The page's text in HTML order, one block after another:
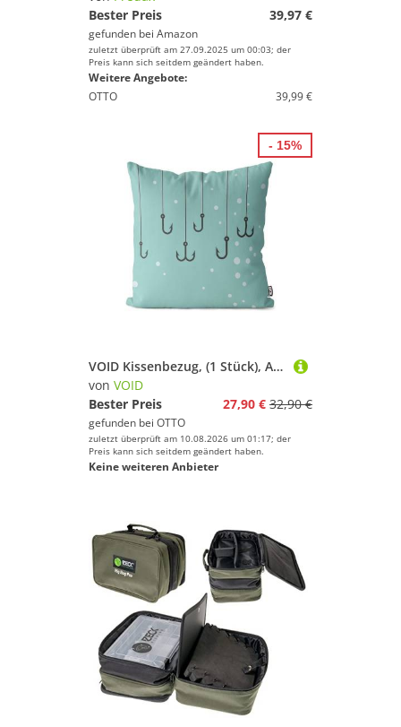
Bester Preis
39,97 €
gefunden bei Amazon
zuletzt überprüft am 27.09.2025 um 00:03; der
Preis kann sich seitdem geändert haben.
Weitere Angebote:
OTTO
39,99 €
VOID Kissenbezug, (1 Stück), Angelhaken Fisch Anglen Grafik Nordsee Ostsee Fischer Seefahrt Boot h
von VOID
Bester Preis
27,90 € 32,90 €
gefunden bei OTTO
zuletzt überprüft am 10.08.2026 um 01:17; der
Preis kann sich seitdem geändert haben.
Keine weiteren Anbieter
- 15%